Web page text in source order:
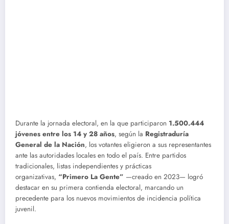
Durante la jornada electoral, en la que participaron 1.500.444
jóvenes entre los 14 y 28 años, según la Registraduría
General de la Nación, los votantes eligieron a sus representantes
ante las autoridades locales en todo el país. Entre partidos
tradicionales, listas independientes y prácticas
organizativas, “Primero La Gente” —creado en 2023— logró
destacar en su primera contienda electoral, marcando un
precedente para los nuevos movimientos de incidencia política
juvenil.